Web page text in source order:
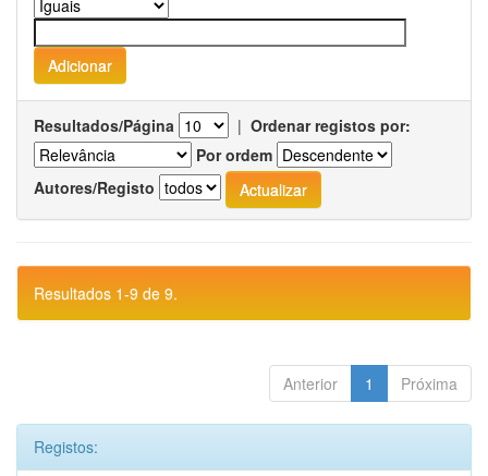
Resultados/Página | Ordenar registos por:
Por ordem
Autores/Registo
Resultados 1-9 de 9.
Anterior 1 Próxima
Registos: